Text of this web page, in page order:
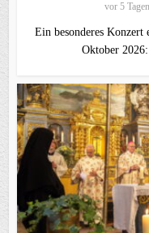
vor 5 Tagen
Ein besonderes
Oktober